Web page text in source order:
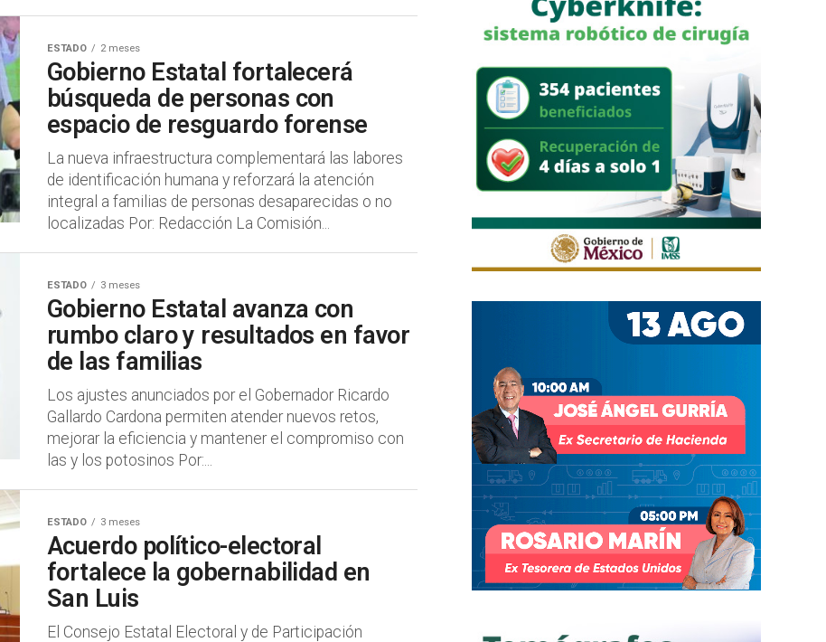
ESTADO 2 meses
Gobierno Estatal fortalecerá
búsqueda de personas con
espacio de resguardo forense
La nueva infraestructura complementará las labores
de identificación humana y reforzará la atención
integral a familias de personas desaparecidas o no
localizadas Por: Redacción La Comisión...
ESTADO 3 meses
Gobierno Estatal avanza con
rumbo claro y resultados en favor
de las familias
Los ajustes anunciados por el Gobernador Ricardo
Gallardo Cardona permiten atender nuevos retos,
mejorar la eficiencia y mantener el compromiso con
las y los potosinos Por:...
ESTADO 3 meses
Acuerdo político-electoral
fortalece la gobernabilidad en
San Luis
El Consejo Estatal Electoral y de Participación